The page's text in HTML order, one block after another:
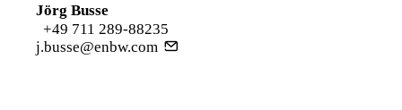
Jörg Busse
+49 711 289-88235
j.busse@enbw.com